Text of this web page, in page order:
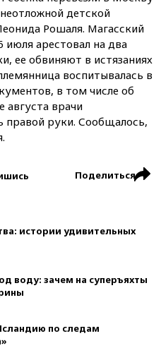
детской
Рошаля. Магасский
арестовал на два
ее обвиняют в истязаниях
воспитывалась в
в том числе об
августа врачи
правой руки. Сообщалось,
Поделиться
истории удивительных
воду: зачем на суперъяхты
по следам